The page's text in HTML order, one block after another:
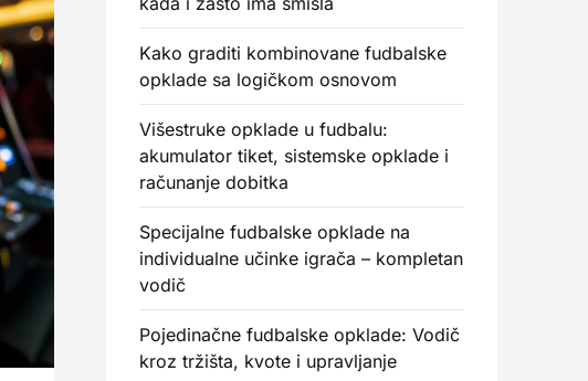
Kako graditi kombinovane fudbalske
opklade sa logičkom osnovom
Višestruke opklade u fudbalu:
akumulator tiket, sistemske opklade i
računanje dobitka
Specijalne fudbalske opklade na
individualne učinke igrača – kompletan
vodič
Pojedinačne fudbalske opklade: Vodič
kroz tržišta, kvote i upravljanje